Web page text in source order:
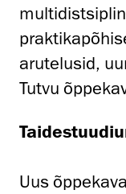
arutelusid,
Tutvu
Uus